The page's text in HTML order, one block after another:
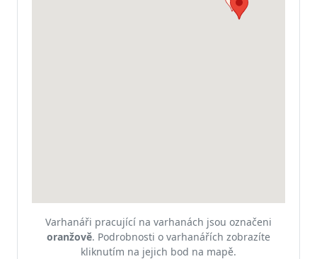
Varhanáři pracující na varhanách jsou označeni
oranžově. Podrobnosti o varhanářích zobrazíte
kliknutím na jejich bod na mapě.